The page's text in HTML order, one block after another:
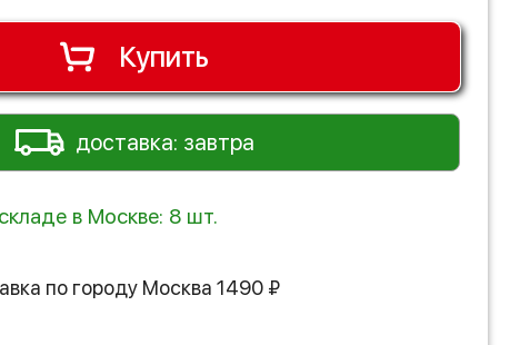
Купить
доставка: завтра
в Москве: 8 шт.
по городу Москва 1490 ₽